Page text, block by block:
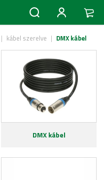
| kábel szerelve | DMX kábel
DMX kábel